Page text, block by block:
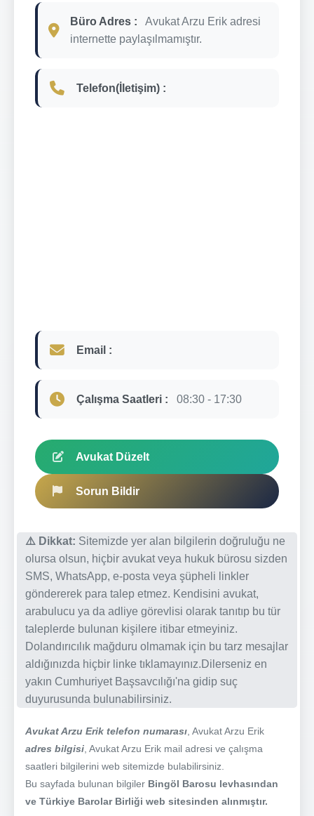
Büro Adres :
Avukat Arzu Erik adresi
internette paylaşılmamıştır.
Telefon(İletişim) :
Email :
Çalışma Saatleri : 08:30 - 17:30
Avukat Düzelt
Sorun Bildir
⚠️ Dikkat: Sitemizde yer alan bilgilerin doğruluğu ne
olursa olsun, hiçbir avukat veya hukuk bürosu sizden
SMS, WhatsApp, e-posta veya şüpheli linkler
göndererek para talep etmez. Kendisini avukat,
arabulucu ya da adliye görevlisi olarak tanıtıp bu tür
taleplerde bulunan kişilere itibar etmeyiniz.
Dolandırıcılık mağduru olmamak için bu tarz mesajlar
aldığınızda hiçbir linke tıklamayınız.Dilerseniz en
yakın Cumhuriyet Başsavcılığı'na gidip suç
duyurusunda bulunabilirsiniz.
Avukat Arzu Erik telefon numarası , Avukat Arzu Erik
adres bilgisi , Avukat Arzu Erik mail adresi ve çalışma
saatleri bilgilerini web sitemizde bulabilirsiniz.
Bu sayfada bulunan bilgiler Bingöl Barosu levhasından
ve Türkiye Barolar Birliği web sitesinden alınmıştır.